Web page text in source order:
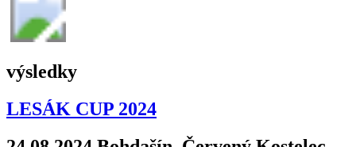
výsledky
LESÁK CUP 2024